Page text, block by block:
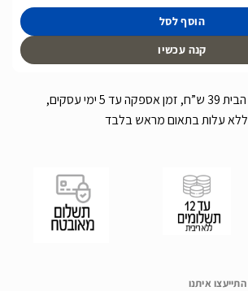
הוסף לסל
קנה עכשיו
עלות משלוח שליח עד הבית 39 ש”ח, זמן אספקה עד 5 ימי עסקים,
עלות בתאום מראש בלבד
התייעצו איתנו